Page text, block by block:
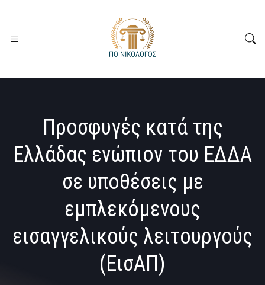
Προσφυγές κατά της
Ελλάδας ενώπιον του ΕΔΔΑ
σε υποθέσεις με
εμπλεκόμενους
εισαγγελικούς λειτουργούς
(ΕισΑΠ)